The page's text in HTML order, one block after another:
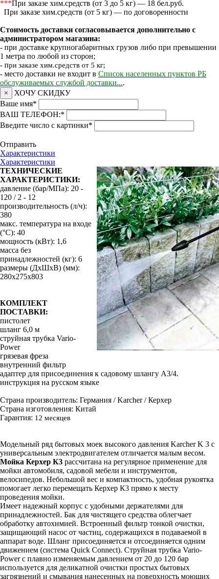
***При заказе хим.средств (от 3 до 5 кг) — 18 бел.руб.
При заказе хим.средств (от 5 кг) — по договоренности
Стоимость доставки согласовывается дополнительно с
администратором магазина:
- при доставке крупногабаритных грузов либо при превышении
1 метра по любой из сторон;
- при заказе хим.средств от 5 кг;
- место доставки не входит в Список населенных пунктов РБ
обслуживаемых службой доставки....
×
ХОЧУ СКИДКУ
Ваше имя*
ВАШ ТЕЛЕФОН:*
Введите число с картинки*
Отправить
Характеристики
Характеристики
ТЕХНИЧЕСКИЕ
ХАРАКТЕРИСТИКИ:
давление (бар/МПа): 20 -
120 / 2 - 12
производительность (л/ч):
380
макс. температура на входе
(°C): 40
мощность (кВт): 1,6
масса без
принадлежностей (кг): 6
размеры (ДхШхВ) (мм):
280х275х803
КОМПЛЕКТ
ПОСТАВКИ:
пистолет
шланг 6,0 м
струйная трубка Vario-
Power
грязевая фреза
внутренний фильтр
адаптер для присоединения к садовому шлангу A3/4.
инструкция на русском языке
Страна производитель: Германия / Karcher / Керхер
Страна изготовления: Китай
Гарантия: 12 месяцев
Модельный ряд бытовых моек высокого давления Karcher K 3 с
универсальным электродвигателем отличается малым весом.
Мойка Керхер К3 рассчитана на регулярное применение для
мойки автомобиля, садовой мебели и инструментов,
велосипедов. Небольшой вес и компактность, удобная рукоятка
помогает легко перемещать Керхер К3 прямо к месту
проведения мойки.
Имеет надежный корпус с удобными держателями для
принадлежностей. Бак для чистящего средства облегчает
обработку автохимией. Встроенный фильтр тонкой очистки,
защищающий насос от частиц, содержащихся в подаваемой в
аппарат воде. Шланг присоединяется и отсоединяется одним
движением (система Quick Connect). Струйная трубка Vario-
Power с плавно изменяемым давлением от 20 до 120 бар
используется для деликатной очистки простых бытовых
загрязнений и смывания нанесенных на поверхность моющих